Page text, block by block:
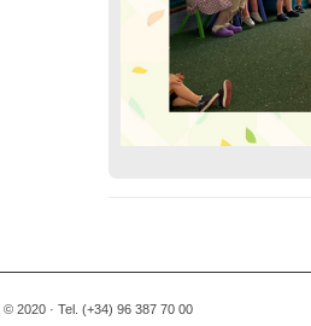
2020 · Tel. (+34) 96 387 70 00